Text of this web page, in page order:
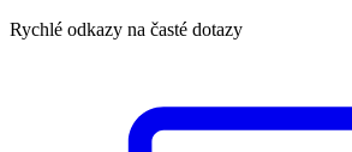
Rychlé odkazy na časté dotazy